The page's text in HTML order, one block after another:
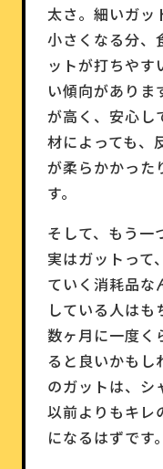
太さ。細いガッ
小さくなる分、
ットが打ちやす
い傾向がありま
が高く、安心し
材によっても、
が柔らかかった
す。
そして、もう一
実はガットって
ていく消耗品な
している人はも
数ヶ月に一度く
ると良いかもし
のガットは、シ
以前よりもキレ
になるはずです。